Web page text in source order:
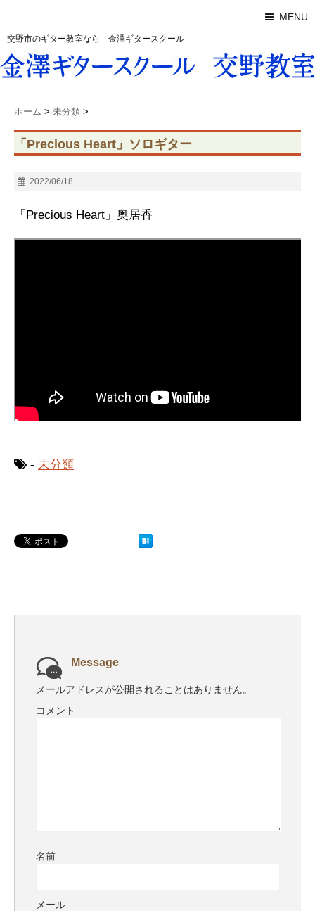
MENU
交野市のギター教室なら―金澤ギタースクール
ホーム > 未分類 >
「Precious Heart」ソロギター
2022/06/18
「Precious Heart」奥居香
- 未分類
Message
メールアドレスが公開されることはありません。
コメント
名前
メール